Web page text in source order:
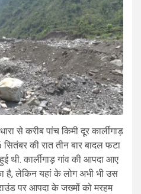
से करीब पांच किमी दूर कार्लीगाड़
की रात तीन बार बादल फटा
थी. कार्लीगाड़ गांव की आपदा आए
है, लेकिन यहां के लोग अभी भी उस
पर आपदा के जख्मों को मरहम